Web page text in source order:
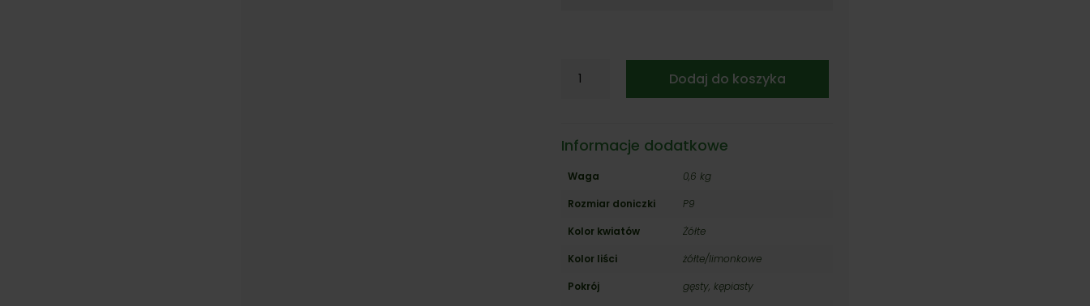
Santolina
rozmarynolistna
Fizz'
Dodaj do koszyka
Informacje dodatkowe
Waga
0,6 kg
Rozmiar doniczki
P9
Kolor kwiatów
Żółte
Kolor liści
żółte/limonkowe
Pokrój
gęsty, kępiasty